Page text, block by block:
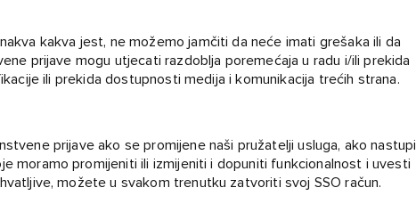
kakva jest, ne možemo jamčiti da neće imati grešaka ili da
prijave mogu utjecati razdoblja poremećaja u radu i/ili prekida
ili prekida dostupnosti medija i komunikacija trećih strana.
prijave ako se promijene naši pružatelji usluga, ako nastupi
moramo promijeniti ili izmijeniti i dopuniti funkcionalnost i uvesti
možete u svakom trenutku zatvoriti svoj SSO račun.